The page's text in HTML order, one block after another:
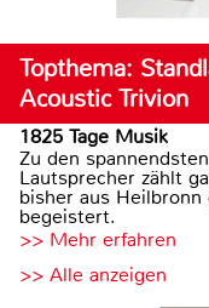
Topthema:
Acoustic Trivion
1825 Tage Musik
Zu den
Lautsprecher zählt
bisher aus
begeistert.
>> Mehr erfahren
>> Alle anzeigen